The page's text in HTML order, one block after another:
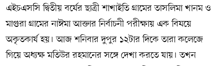
এইচএসসি দ্বিতীয় বর্ষের ছাত্রী শাখাইতি গ্রামের তাসলিমা খানম ও
মাগুরা গ্রামের নাঈমা আক্তার নির্বাচনী পরীক্ষায় এক বিষয়ে
অকৃতকার্য হয়। আজ শনিবার দুপুর ১২টার দিকে তারা কলেজে
গিয়ে অধ্যক্ষ মতিউর রহমানের সঙ্গে দেখা করতে যায়। তখন